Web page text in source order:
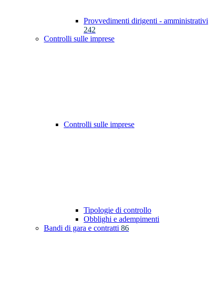
Provvedimenti dirigenti - amministrativi
242
Controlli sulle imprese
Controlli sulle imprese
Tipologie di controllo
Obblighi e adempimenti
Bandi di gara e contratti 86